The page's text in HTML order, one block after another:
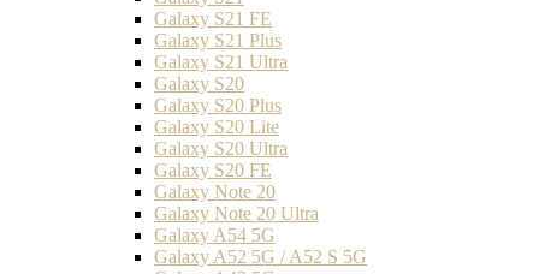
Galaxy S21 FE
Galaxy S21 Plus
Galaxy S21 Ultra
Galaxy S20
Galaxy S20 Plus
Galaxy S20 Lite
Galaxy S20 Ultra
Galaxy S20 FE
Galaxy Note 20
Galaxy Note 20 Ultra
Galaxy A54 5G
Galaxy A52 5G / A52 S 5G